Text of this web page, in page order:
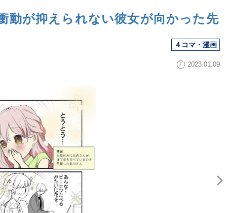
動が抑えられない彼女が向かった先
４コマ・漫画
2023.01.09